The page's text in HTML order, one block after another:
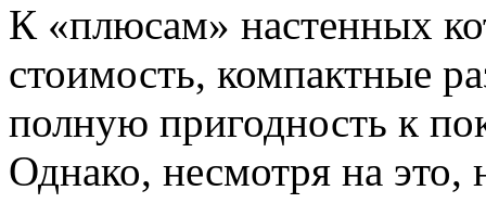
К «плюсам» настенных
стоимость, компактные
полную пригодность к
Однако, несмотря на это,